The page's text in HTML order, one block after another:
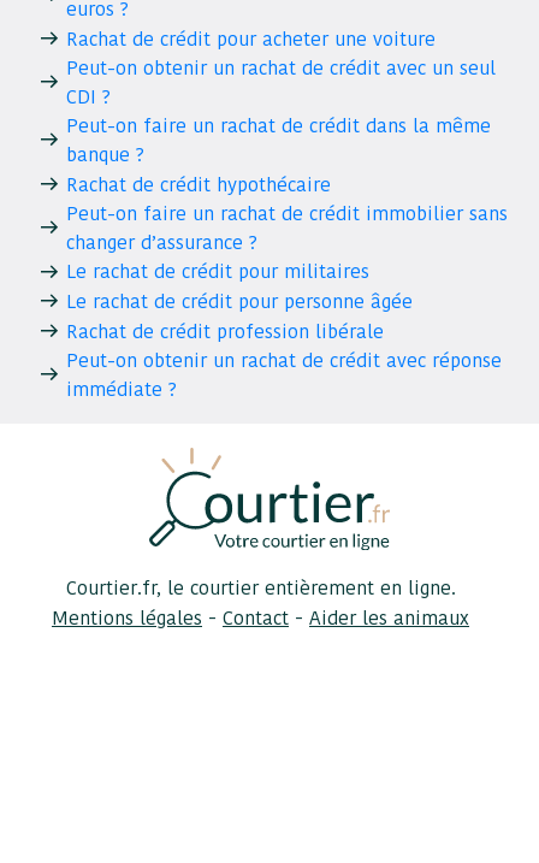
euros ?
Rachat de crédit pour acheter une voiture
Peut-on obtenir un rachat de crédit avec un seul
CDI ?
Peut-on faire un rachat de crédit dans la même
banque ?
Rachat de crédit hypothécaire
Peut-on faire un rachat de crédit immobilier sans
changer d’assurance ?
Le rachat de crédit pour militaires
Le rachat de crédit pour personne âgée
Rachat de crédit profession libérale
Peut-on obtenir un rachat de crédit avec réponse
immédiate ?
Courtier.fr, le courtier entièrement en ligne.
Mentions légales - Contact - Aider les animaux